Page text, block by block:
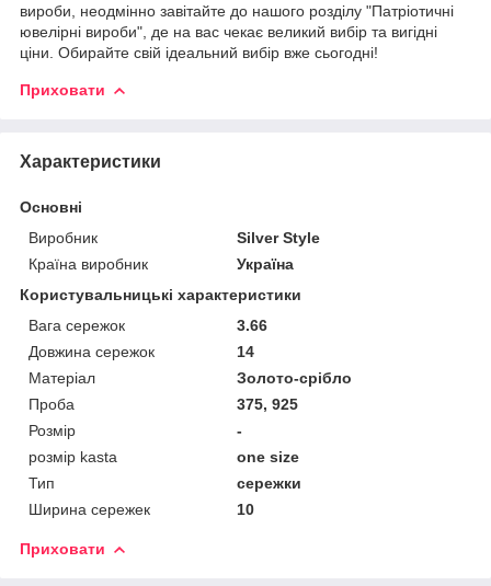
вироби, неодмінно завітайте до нашого розділу "Патріотичні
ювелірні вироби", де на вас чекає великий вибір та вигідні
ціни. Обирайте свій ідеальний вибір вже сьогодні!
Приховати
Характеристики
Основні
Виробник
Silver Style
Країна виробник
Україна
Користувальницькі характеристики
Вага сережок
3.66
Довжина сережок
14
Матеріал
Золото-срібло
Проба
375, 925
Розмір
-
розмір kasta
one size
Тип
сережки
Ширина сережек
10
Приховати